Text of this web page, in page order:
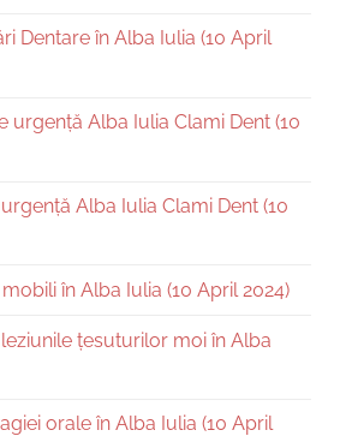
Dentare în Alba Iulia (10 April
urgență Alba Iulia Clami Dent (10
Alba Iulia Clami Dent (10
în Alba Iulia (10 April 2024)
țesuturilor moi în Alba
orale în Alba Iulia (10 April